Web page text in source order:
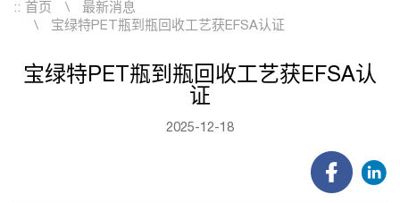
:: 首页
最新消息
宝绿特PET瓶到瓶回收工艺获EFSA认证
宝绿特PET瓶到瓶回收工艺获EFSA认
证
2025-12-18